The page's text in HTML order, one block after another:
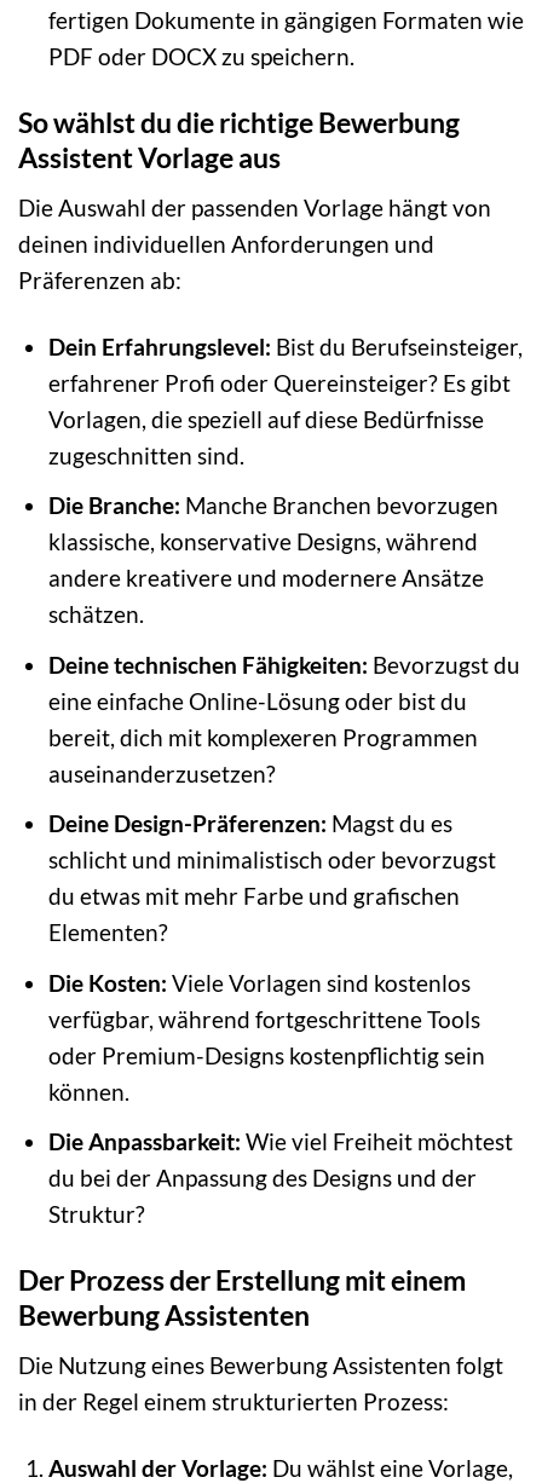
fertigen Dokumente in gängigen Formaten wie
PDF oder DOCX zu speichern.
So wählst du die richtige Bewerbung
Assistent Vorlage aus
Die Auswahl der passenden Vorlage hängt von
deinen individuellen Anforderungen und
Präferenzen ab:
Dein Erfahrungslevel: Bist du Berufseinsteiger,
erfahrener Profi oder Quereinsteiger? Es gibt
Vorlagen, die speziell auf diese Bedürfnisse
zugeschnitten sind.
Die Branche: Manche Branchen bevorzugen
klassische, konservative Designs, während
andere kreativere und modernere Ansätze
schätzen.
Deine technischen Fähigkeiten: Bevorzugst du
eine einfache Online-Lösung oder bist du
bereit, dich mit komplexeren Programmen
auseinanderzusetzen?
Deine Design-Präferenzen: Magst du es
schlicht und minimalistisch oder bevorzugst
du etwas mit mehr Farbe und grafischen
Elementen?
Die Kosten: Viele Vorlagen sind kostenlos
verfügbar, während fortgeschrittene Tools
oder Premium-Designs kostenpflichtig sein
können.
Die Anpassbarkeit: Wie viel Freiheit möchtest
du bei der Anpassung des Designs und der
Struktur?
Der Prozess der Erstellung mit einem
Bewerbung Assistenten
Die Nutzung eines Bewerbung Assistenten folgt
in der Regel einem strukturierten Prozess:
Auswahl der Vorlage: Du wählst eine Vorlage,